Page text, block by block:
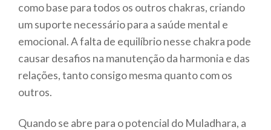
como base para todos os outros chakras, criando
um suporte necessário para a saúde mental e
emocional. A falta de equilíbrio nesse chakra pode
causar desafios na manutenção da harmonia e das
relações, tanto consigo mesma quanto com os
outros.
Quando se abre para o potencial do Muladhara, a